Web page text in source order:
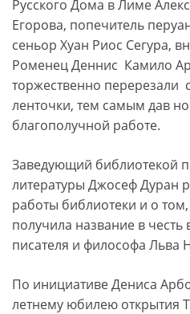
Русского Дома в Лиме
Егорова, попечитель
сеньор Хуан Риос Сегура,
Роменец Деннис Камило
торжественно перерезали
ленточки, тем самым дав
благополучной работе.
Заведующий библиотекой
литературы Джосеф Дуран
работы библиотеки и о
получила название в честь
писателя и философа Льва
По инициативе Дениса
летнему юбилею открытия